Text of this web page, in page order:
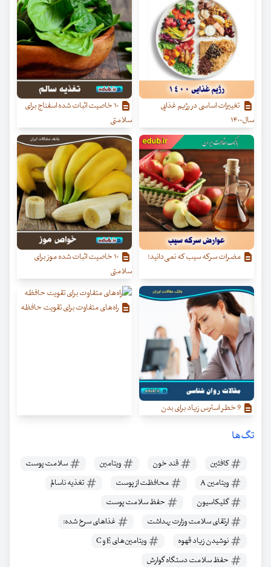
تغییرات اساسی در رژیم غذایی
سال۱۴۰۰
۱۰ خاصیت اثبات شده اسفناج برای
سلامتی
مضرات سرکه سیب که نمی‌دانید!
۱۰ خاصیت اثبات شده موز برای
سلامتی
راه‌های متفاوت برای تقویت حافظه
تگ‌ها
کافئین قند خون ویتامین
سلامت پوست
ویتامین A
محافظت از پوست
تغذیه ناسالم
گلیکاسیون
حفظ سلامت پوست
ارتقای سلامت وزارت بهداشت
غذاهای سرخ شده:
نوشیدن زیاد قهوه
ویتامین‌های E و C
حفظ سلامت دستگاه گوارش‌